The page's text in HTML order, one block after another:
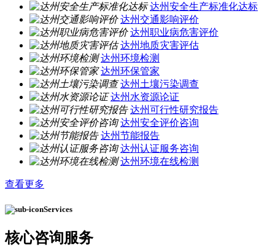
达州安全生产标准化达标
达州交通影响评价
达州职业病危害评价
达州地质灾害评估
达州环境检测
达州环保管家
达州土壤污染调查
达州水资源论证
达州可行性研究报告
达州安全评价咨询
达州节能报告
达州认证服务咨询
达州环境在线检测
查看更多
Services
核心咨询服务